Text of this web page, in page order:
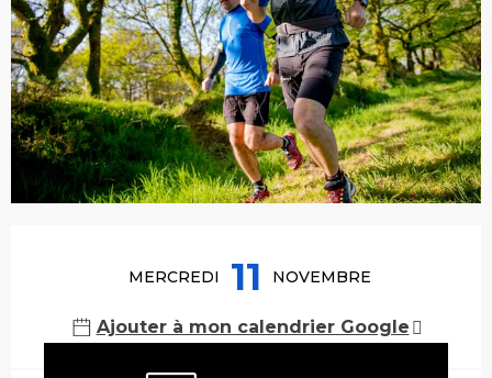
MERCREDI 11 NOVEMBRE
Ajouter à mon calendrier Google